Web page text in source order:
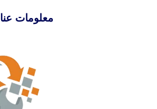
معلومات عنا